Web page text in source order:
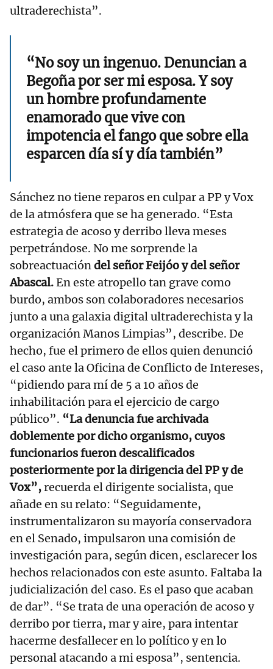
ultraderechista”.
“No soy un ingenuo. Denuncian a
Begoña por ser mi esposa. Y soy
un hombre profundamente
enamorado que vive con
impotencia el fango que sobre ella
esparcen día sí y día también”
Sánchez no tiene reparos en culpar a PP y Vox
de la atmósfera que se ha generado. “Esta
estrategia de acoso y derribo lleva meses
perpetrándose. No me sorprende la
sobreactuacióndel señor Feijóo y del señor
Abascal.En este atropello tan grave como
burdo, ambos son colaboradores necesarios
junto a una galaxia digital ultraderechista y la
organización Manos Limpias”, describe. De
hecho, fue el primero de ellos quien denunció
el caso ante la Oficina de Conflicto de Intereses,
“pidiendo para mí de 5 a 10 años de
inhabilitación para el ejercicio de cargo
público”. “La denuncia fue archivada
doblemente por dicho organismo, cuyos
funcionarios fueron descalificados
posteriormente por la dirigencia del PP y de
Vox”,recuerda el dirigente socialista, que
añade en su relato: “Seguidamente,
instrumentalizaron su mayoría conservadora
en el Senado, impulsaron una comisión de
investigación para, según dicen, esclarecer los
hechos relacionados con este asunto. Faltaba la
judicialización del caso. Es el paso que acaban
de dar”. “Se trata de una operación de acoso y
derribo por tierra, mar y aire, para intentar
hacerme desfallecer en lo político y en lo
personal atacando a mi esposa”, sentencia.